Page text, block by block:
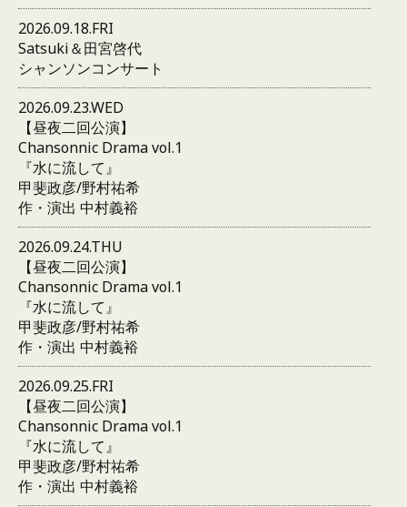
2026.09.18.FRI
Satsuki＆田宮啓代
シャンソンコンサート
2026.09.23.WED
【昼夜二回公演】
Chansonnic Drama vol.1
『水に流して』
甲斐政彦/野村祐希
作・演出 中村義裕
2026.09.24.THU
【昼夜二回公演】
Chansonnic Drama vol.1
『水に流して』
甲斐政彦/野村祐希
作・演出 中村義裕
2026.09.25.FRI
【昼夜二回公演】
Chansonnic Drama vol.1
『水に流して』
甲斐政彦/野村祐希
作・演出 中村義裕